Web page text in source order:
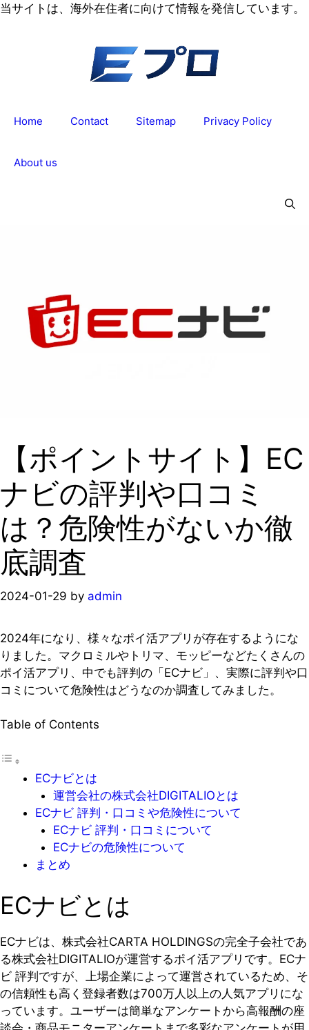
コ
当サイトは、海外在住者に向けて情報を発信しています。
Home Contact Sitemap Privacy Policy
About us
【ポイントサイト】EC
ナビの評判や口コミ
は？危険性がないか徹
底調査
2024-01-29 by admin
2024年になり、様々なポイ活アプリが存在するようにな
りました。マクロミルやトリマ、モッピーなどたくさんの
ポイ活アプリ、中でも評判の「ECナビ」、実際に評判や口
コミについて危険性はどうなのか調査してみました。
Table of Contents
ECナビとは
運営会社の株式会社DIGITALIOとは
ECナビ 評判・口コミや危険性について
ECナビ 評判・口コミについて
ECナビの危険性について
まとめ
ECナビとは
ECナビは、株式会社CARTA HOLDINGSの完全子会社であ
る株式会社DIGITALIOが運営するポイ活アプリです。ECナ
ビ 評判ですが、上場企業によって運営されているため、そ
の信頼性も高く登録者数は700万人以上の人気アプリにな
っています。ユーザーは簡単なアンケートから高報酬の座